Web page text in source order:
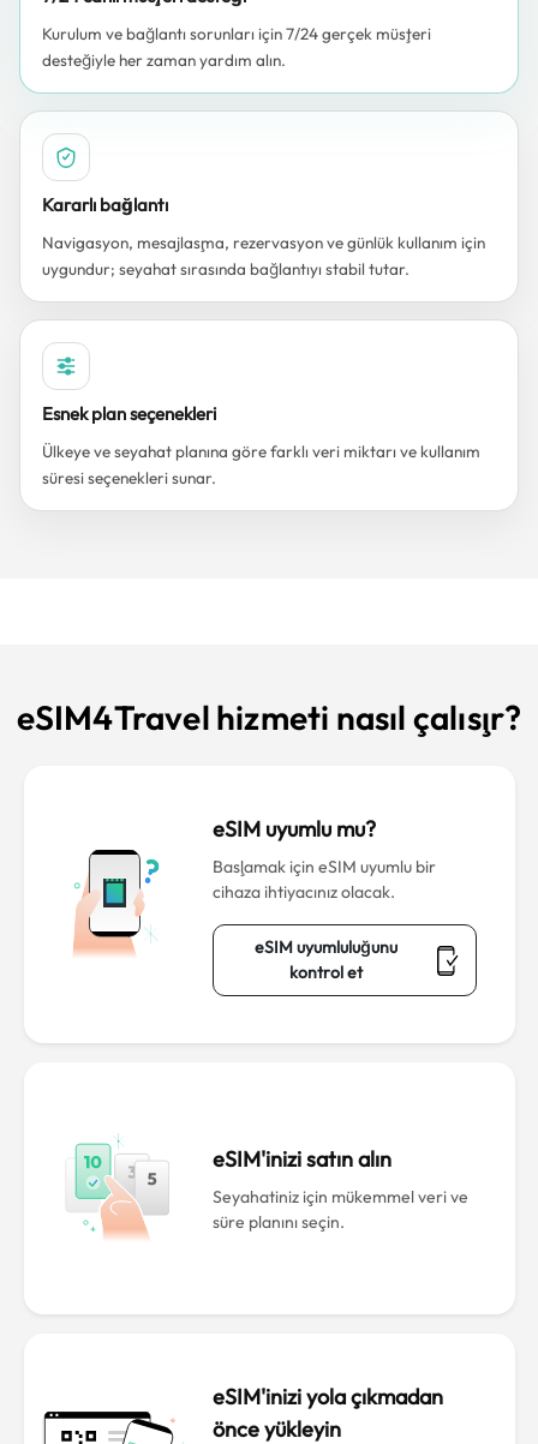
Kurulum ve bağlantı sorunları için 7/24 gerçek müşteri
desteğiyle her zaman yardım alın.
Kararlı bağlantı
Navigasyon, mesajlaşma, rezervasyon ve günlük kullanım için
uygundur; seyahat sırasında bağlantıyı stabil tutar.
Esnek plan seçenekleri
Ülkeye ve seyahat planına göre farklı veri miktarı ve kullanım
süresi seçenekleri sunar.
eSIM4Travel hizmeti nasıl çalışır?
eSIM uyumlu mu?
Başlamak için eSIM uyumlu bir
cihaza ihtiyacınız olacak.
eSIM uyumluluğunu
kontrol et
eSIM'inizi satın alın
Seyahatiniz için mükemmel veri ve
süre planını seçin.
eSIM'inizi yola çıkmadan
önce yükleyin